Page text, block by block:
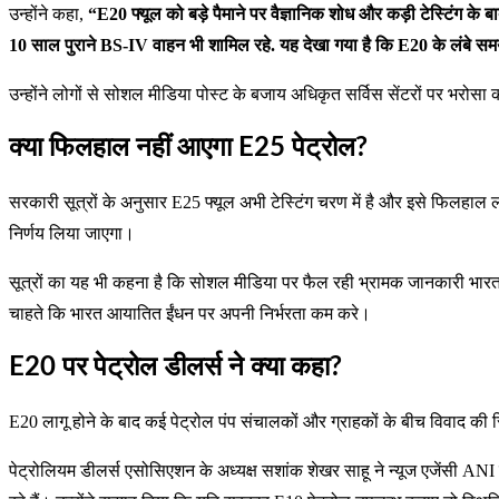
उन्होंने कहा, “E20 फ्यूल को बड़े पैमाने पर वैज्ञानिक शोध और कड़ी टेस्टिंग के
10 साल पुराने BS-IV वाहन भी शामिल रहे. यह देखा गया है कि E20 के लंबे
उन्होंने लोगों से सोशल मीडिया पोस्ट के बजाय अधिकृत सर्विस सेंटरों पर
क्या फिलहाल नहीं आएगा E25 पेट्रोल?
सरकारी सूत्रों के अनुसार E25 फ्यूल अभी टेस्टिंग चरण में है और इसे फिलहाल
निर्णय लिया जाएगा।
सूत्रों का यह भी कहना है कि सोशल मीडिया पर फैल रही भ्रामक जानकारी
चाहते कि भारत आयातित ईंधन पर अपनी निर्भरता कम करे।
E20 पर पेट्रोल डीलर्स ने क्या कहा?
E20 लागू होने के बाद कई पेट्रोल पंप संचालकों और ग्राहकों के बीच विवाद
पेट्रोलियम डीलर्स एसोसिएशन के अध्यक्ष सशांक शेखर साहू ने न्यूज एजेंसी ANI